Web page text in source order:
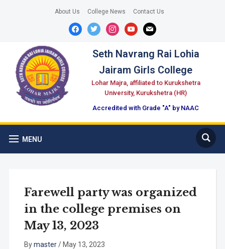
About Us College News Contact Us
facebooktwitterinstagramyoutubemail
Seth Navrang Rai Lohia
Jairam Girls College
Lohar Majra, affiliated to Kurukshetra
University, Kurukshetra (HR)
Accredited with Grade "A" by NAAC
MENU
Farewell party was organized
in the college premises on
May 13, 2023
Bymaster/ May 13, 2023